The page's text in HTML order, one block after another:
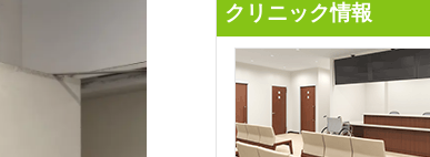
クリニック情報